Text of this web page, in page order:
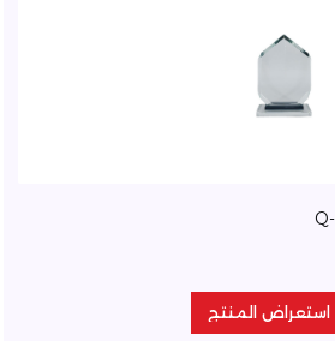
استعراض المنتج
استعراض المنتج